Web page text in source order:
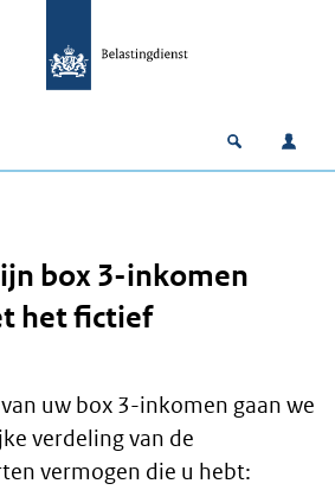
Open
box 3-inkomen
het fictief
uw box 3-inkomen gaan we
verdeling van de
vermogen die u hebt: